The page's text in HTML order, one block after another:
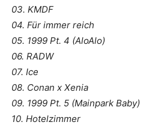
03. KMDF
04. Für immer reich
05. 1999 Pt. 4 (AloAlo)
06. RADW
07. Ice
08. Conan x Xenia
09. 1999 Pt. 5 (Mainpark Baby)
10. Hotelzimmer